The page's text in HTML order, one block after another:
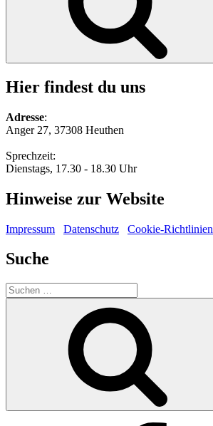
Hier findest du uns
Adresse:
Anger 27, 37308 Heuthen
Sprechzeit:
Dienstags, 17.30 - 18.30 Uhr
Hinweise zur Website
Impressum Datenschutz Cookie-Richtlinien
Suche
Suche
nach: